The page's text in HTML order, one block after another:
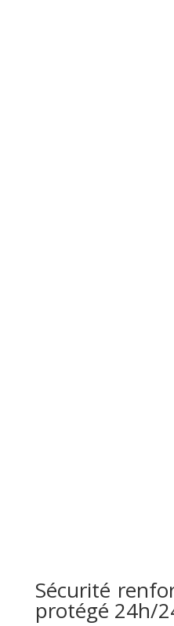
Sécurité
protégé 24h/